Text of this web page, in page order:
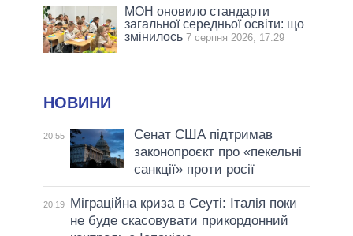
МОН оновило стандарти
загальної середньої освіти: що
змінилось 7 серпня 2026, 17:29
НОВИНИ
20:55
Сенат США підтримав
законопроєкт про «пекельні
санкції» проти росії
20:19
Міграційна криза в Сеуті: Італія поки
не буде скасовувати прикордонний